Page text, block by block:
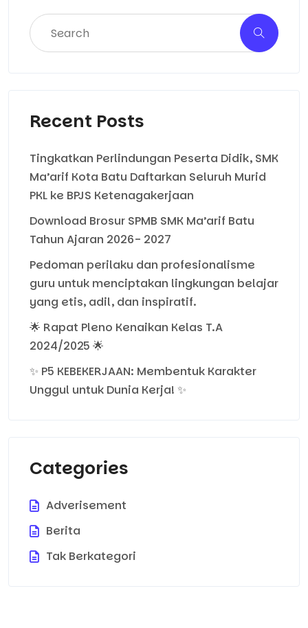
Recent Posts
Tingkatkan Perlindungan Peserta Didik, SMK
Ma’arif Kota Batu Daftarkan Seluruh Murid
PKL ke BPJS Ketenagakerjaan
Download Brosur SPMB SMK Ma’arif Batu
Tahun Ajaran 2026- 2027
Pedoman perilaku dan profesionalisme
guru untuk menciptakan lingkungan belajar
yang etis, adil, dan inspiratif.
🌟 Rapat Pleno Kenaikan Kelas T.A
2024/2025 🌟
✨ P5 KEBEKERJAAN: Membentuk Karakter
Unggul untuk Dunia Kerja! ✨
Categories
Adverisement
Berita
Tak Berkategori